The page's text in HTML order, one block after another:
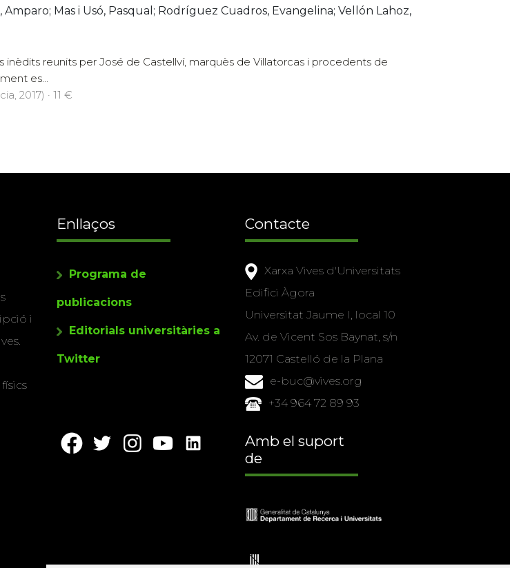
Mas i Usó, Pasqual; Rodríguez Cuadros, Evangelina; Vellón Lahoz,
reunits per José de Castellví, marquès de Villatorcas i procedents de
es...
2017) · 11 €
i
Enllaços
Programa de
publicacions
Editorials universitàries a
Twitter
Contacte
Xarxa Vives d'Universitats
Edifici Àgora
Universitat Jaume I, local 10
Av. de Vicent Sos Baynat, s/n
12071 Castelló de la Plana
e-buc@vives.org
+34 964 72 89 93
Amb el suport
de